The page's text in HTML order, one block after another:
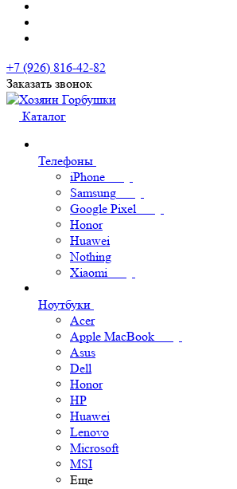
+7 (926) 816-42-82
Заказать звонок
Каталог
Телефоны
iPhone
Samsung
Google Pixel
Honor
Huawei
Nothing
Xiaomi
Ноутбуки
Acer
Apple MacBook
Asus
Dell
Honor
HP
Huawei
Lenovo
Microsoft
MSI
Еще